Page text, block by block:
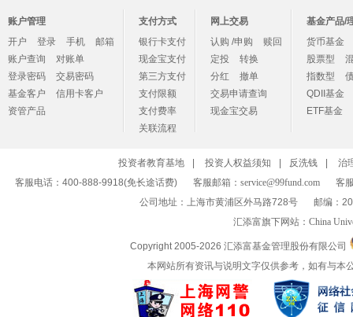
账户管理
开户
登录 手机
邮箱
账户查询
对账单
登录密码
交易密码
基金客户
信用卡客户
资管产品
支付方式
银行卡支付
现金宝支付
第三方支付
支付限额
支付费率
关联流程
网上交易
认购 /申购
赎回
定投
转换
分红
撤单
交易申请查询
现金宝交易
基金产品/
货币基金
股票型
指数型
QDII基金
ETF基金
投资者教育基地 投资人权益须知 反洗钱
治
客服电话：400-888-9918(免长途话费)
客服邮箱：service@99fund.com
客
公司地址：上海市黄浦区外马路728号
邮编：
汇添富旗下网站：China
Copyright 2005-2026 汇添富基金管理股份有限公司
本网站所有资讯与说明文字仅供参考，如有与本